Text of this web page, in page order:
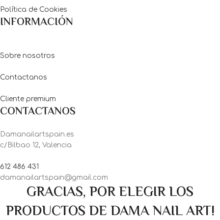
Política de Cookies
INFORMACIÓN
Sobre nosotros
Contactanos
Cliente premium
CONTACTANOS
Damanailartspain.es
c/Bilbao 12, Valencia
612 486 431
damanailartspain@gmail.com
GRACIAS, POR ELEGIR LOS
PRODUCTOS DE DAMA NAIL ART!